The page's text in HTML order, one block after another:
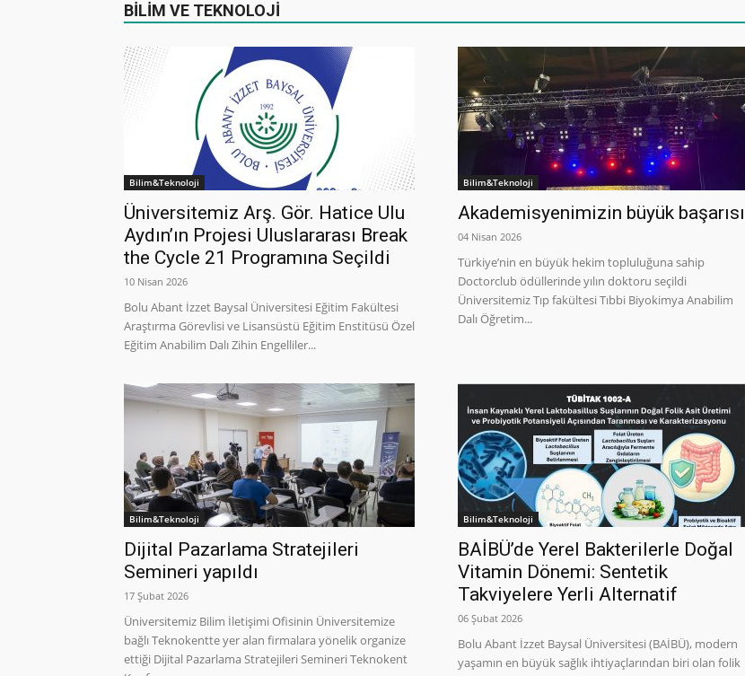
BİLİM VE TEKNOLOJİ
Bilim&Teknoloji
Üniversitemiz Arş. Gör. Hatice Ulu
Aydın’ın Projesi Uluslararası Break
the Cycle 21 Programına Seçildi
10 Nisan 2026
Bolu Abant İzzet Baysal Üniversitesi Eğitim Fakültesi
Araştırma Görevlisi ve Lisansüstü Eğitim Enstitüsü Özel
Eğitim Anabilim Dalı Zihin Engelliler...
Bilim&Teknoloji
Akademisyenimizin büyük başarısı
04 Nisan 2026
Türkiye’nin en büyük hekim topluluğuna sahip
Doctorclub ödüllerinde yılın doktoru seçildi
Üniversitemiz Tıp fakültesi Tıbbi Biyokimya Anabilim
Dalı Öğretim...
Bilim&Teknoloji
Dijital Pazarlama Stratejileri
Semineri yapıldı
17 Şubat 2026
Üniversitemiz Bilim İletişimi Ofisinin Üniversitemize
bağlı Teknokentte yer alan firmalara yönelik organize
ettiği Dijital Pazarlama Stratejileri Semineri Teknokent
Bilim&Teknoloji
BAİBÜ’de Yerel Bakterilerle Doğal
Vitamin Dönemi: Sentetik
Takviyelere Yerli Alternatif
06 Şubat 2026
Bolu Abant İzzet Baysal Üniversitesi (BAİBÜ), modern
yaşamın en büyük sağlık ihtiyaçlarından biri olan folik